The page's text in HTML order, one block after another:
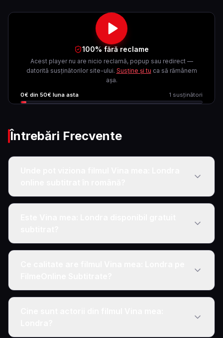
100% fără reclame
Acest player nu are nicio reclamă, popup sau redirect —
datorită susținătorilor site-ului. Susține și tu ca să rămânem
așa.
0€ din 50€ luna asta 1 susținători
Întrebări Frecvente